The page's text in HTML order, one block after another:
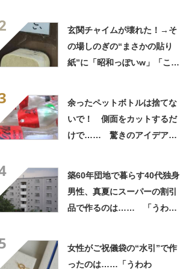
玄関チャイムが壊れた！→そ
の場しのぎの“まさかの貼り
紙”に「昭和っぽいw」「こん
余ったペットボトルは捨てな
いで！ 側面をカットするだ
けで…… 驚きのアイデアに
築60年団地で暮らす40代独身
男性、真夏にスーパーの割引
品で作るのは…… 「うわ
女性がご祝儀袋の“水引”で作
ったのは……「うわわ